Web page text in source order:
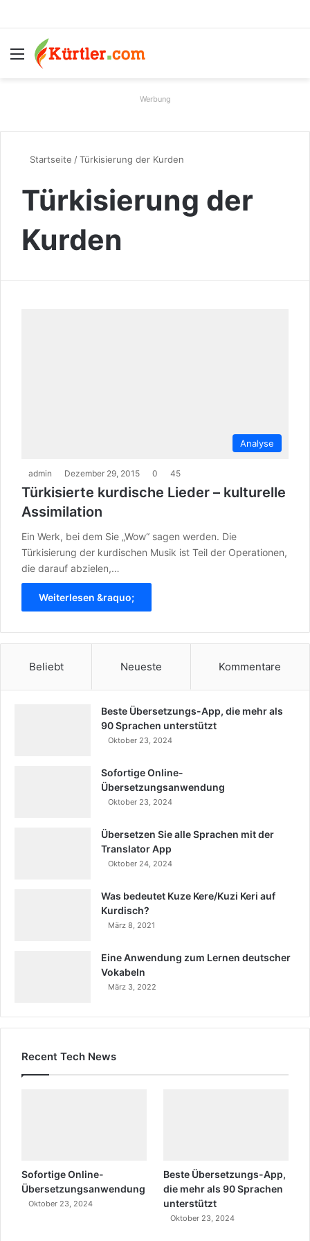
Menü
Werbung
Startseite /Türkisierung der Kurden
Türkisierung der
Kurden
Analyse
admin Dezember 29, 2015 0 45
Türkisierte kurdische Lieder – kulturelle
Assimilation
Ein Werk, bei dem Sie „Wow“ sagen werden. Die
Türkisierung der kurdischen Musik ist Teil der Operationen,
die darauf abzielen,…
Weiterlesen &raquo;
Beliebt Neueste Kommentare
Beste Übersetzungs-App, die mehr als
90 Sprachen unterstützt
Oktober 23, 2024
Sofortige Online-
Übersetzungsanwendung
Oktober 23, 2024
Übersetzen Sie alle Sprachen mit der
Translator App
Oktober 24, 2024
Was bedeutet Kuze Kere/Kuzi Keri auf
Kurdisch?
März 8, 2021
Eine Anwendung zum Lernen deutscher
Vokabeln
März 3, 2022
Recent Tech News
Sofortige Online-
Übersetzungsanwendung
Oktober 23, 2024
Beste Übersetzungs-App,
die mehr als 90 Sprachen
unterstützt
Oktober 23, 2024